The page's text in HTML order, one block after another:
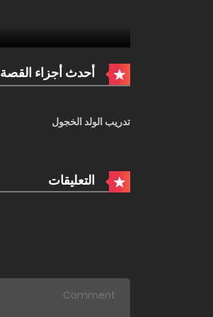
أحدث أجزاء القصة
تدريب الولد الخجول
التعليقات